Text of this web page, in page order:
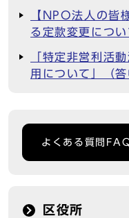
【NPO法人の皆
る定款変更につい
「特定非営利活
用について」（答
よくある質問
区役所